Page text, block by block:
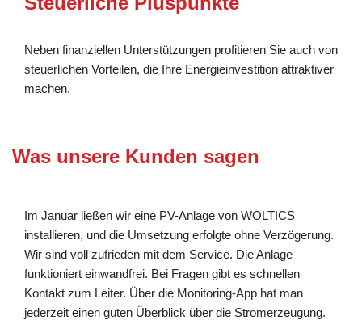
Neben finanziellen Unterstützungen profitieren Sie auch von
steuerlichen Vorteilen, die Ihre Energieinvestition attraktiver
machen.
Was unsere Kunden sagen
Im Januar ließen wir eine PV-Anlage von WOLTICS
installieren, und die Umsetzung erfolgte ohne Verzögerung.
Wir sind voll zufrieden mit dem Service. Die Anlage
funktioniert einwandfrei. Bei Fragen gibt es schnellen
Kontakt zum Leiter. Über die Monitoring-App hat man
jederzeit einen guten Überblick über die Stromerzeugung.